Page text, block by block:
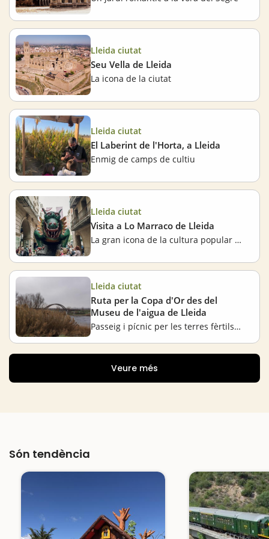
Lleida ciutat
Seu Vella de Lleida
La icona de la ciutat
Lleida ciutat
El Laberint de l'Horta, a Lleida
Enmig de camps de cultiu
Lleida ciutat
Visita a Lo Marraco de Lleida
La gran icona de la cultura popular de la Festa Major de Lleida
Lleida ciutat
Ruta per la Copa d'Or des del
Museu de l'aigua de Lleida
Passeig i pícnic per les terres fèrtils de Lleida
Veure més
Són tendència